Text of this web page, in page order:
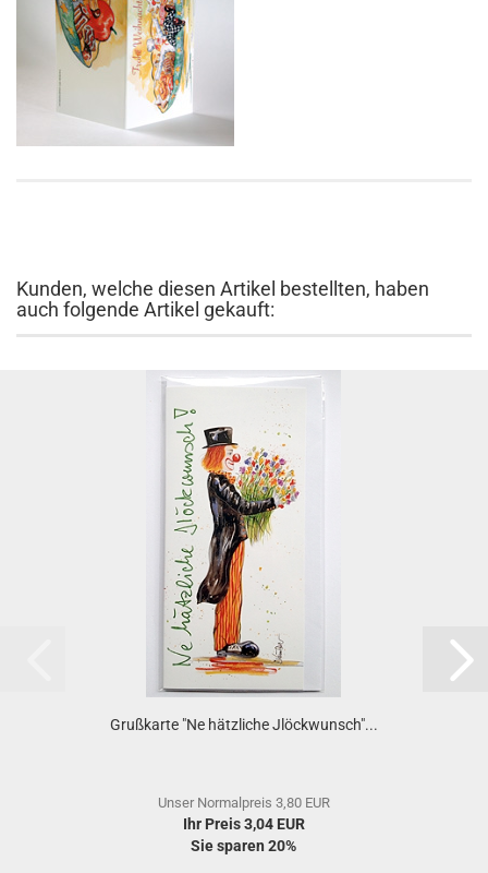
Kunden, welche diesen Artikel bestellten, haben
auch folgende Artikel gekauft:
Grußkarte "Ne hätzliche Jlöckwunsch"...
Unser Normalpreis 3,80 EUR
Ihr Preis 3,04 EUR
Sie sparen 20%